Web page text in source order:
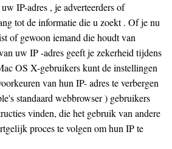
IP-adres , je adverteerders of
tot de informatie die u zoekt . Of je nu
of gewoon iemand die houdt van
uw IP -adres geeft je zekerheid tijdens
OS X-gebruikers kunt de instellingen
van hun IP- adres te verbergen
standaard webbrowser ) gebruikers
vinden, die het gebruik van andere
proces te volgen om hun IP te